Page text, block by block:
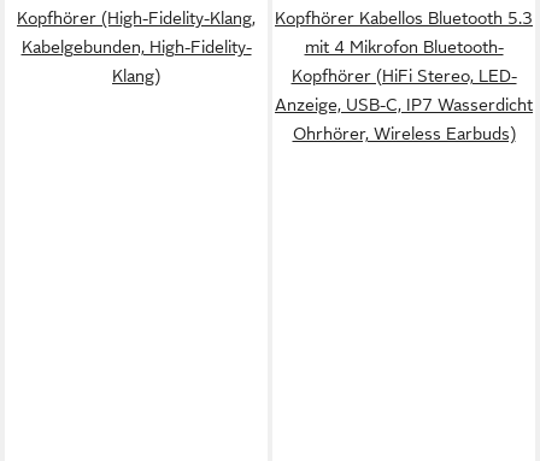
Kopfhörer (High-Fidelity-Klang,
Kabelgebunden, High-Fidelity-
Klang)
Kopfhörer Kabellos Bluetooth 5.3
mit 4 Mikrofon Bluetooth-
Kopfhörer (HiFi Stereo, LED-
Anzeige, USB-C, IP7 Wasserdicht
Ohrhörer, Wireless Earbuds)